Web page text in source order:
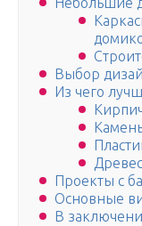
Выбор
Из чего
Проекты с
Основные
В